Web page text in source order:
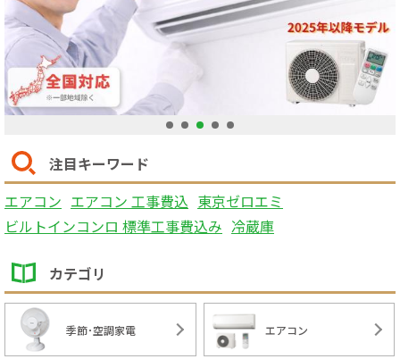
1 2 3 4 5
注目キーワード
エアコン エアコン 工事費込 東京ゼロエミ
ビルトインコンロ 標準工事費込み 冷蔵庫
カテゴリ
季節･空調家電 エアコン